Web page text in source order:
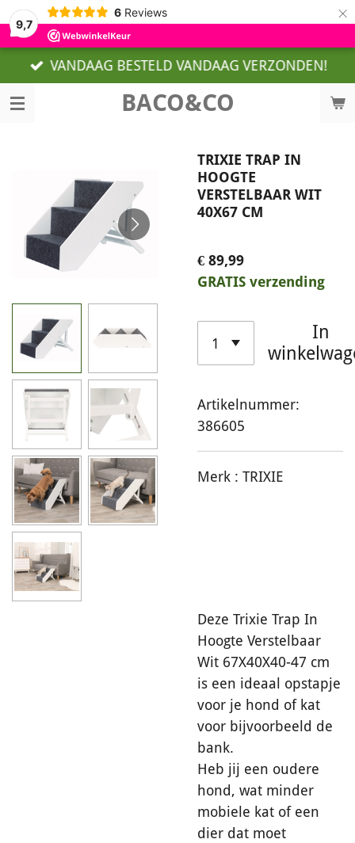
9,7
6 Reviews ×
BACO&CO
VANDAAG BESTELD VANDAAG VERZONDEN!
TRIXIE TRAP IN
HOOGTE
VERSTELBAAR WIT
40X67 CM
€ 89,99
GRATIS verzending
In
Artikelnummer:
386605
Merk : TRIXIE
Deze Trixie Trap In
Hoogte Verstelbaar
Wit 67X40X40-47 cm
is een ideaal opstapje
voor je hond of kat
voor bijvoorbeeld de
bank.
Heb jij een oudere
hond, wat minder
mobiele kat of een
dier dat moet